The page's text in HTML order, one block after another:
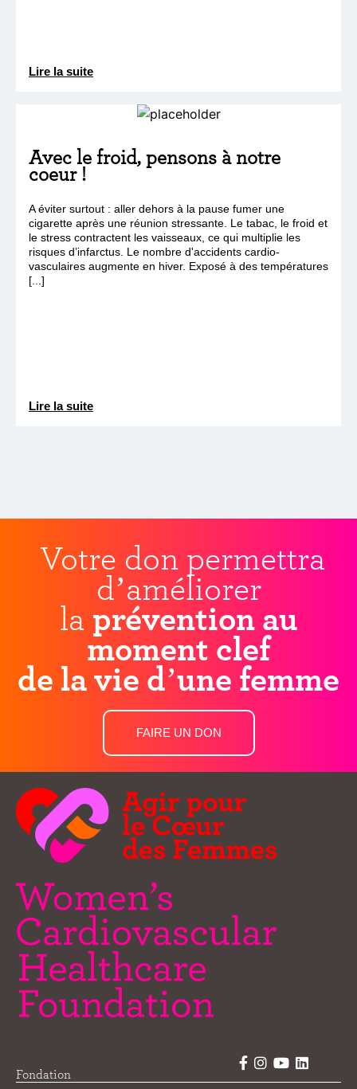
Lire la suite
Avec le froid, pensons à notre
coeur !
A éviter surtout : aller dehors à la pause fumer une
cigarette après une réunion stressante. Le tabac, le froid et
le stress contractent les vaisseaux, ce qui multiplie les
risques d’infarctus. Le nombre d'accidents cardio-
vasculaires augmente en hiver. Exposé à des températures
[...]
Lire la suite
Votre don permettra
d’améliorer
la prévention au
moment clef
de la vie d’une femme
FAIRE UN DON
Fondation